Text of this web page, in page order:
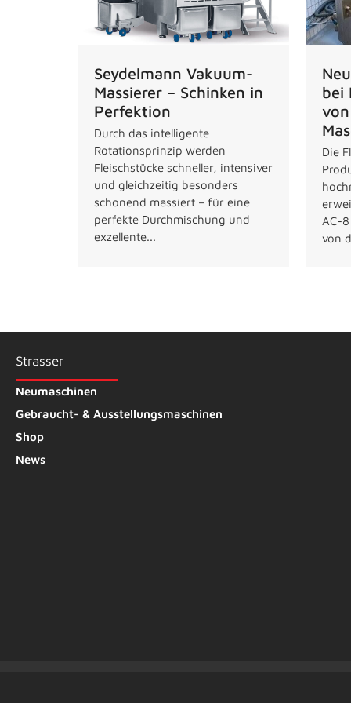
Seydelmann Vakuum-
Massierer – Schinken in
Perfektion
Durch das intelligente
Rotationsprinzip werden
Fleischstücke schneller, intensiver
und gleichzeitig besonders
schonend massiert – für eine
perfekte Durchmischung und
exzellente...
bei
Die
AC-
von
Strasser
Neumaschinen
Gebraucht- & Ausstellungsmaschinen
Shop
News